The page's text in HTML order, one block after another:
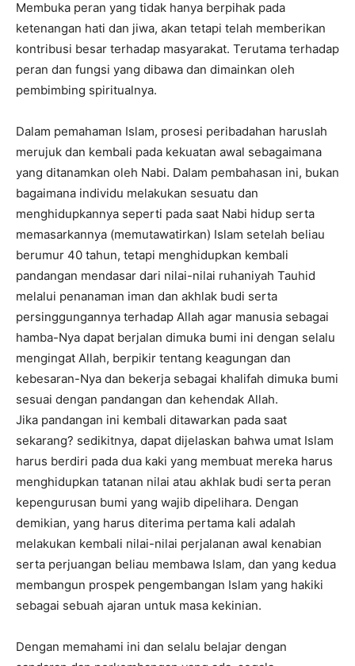
Membuka peran yang tidak hanya berpihak pada
ketenangan hati dan jiwa, akan tetapi telah memberikan
kontribusi besar terhadap masyarakat. Terutama terhadap
peran dan fungsi yang dibawa dan dimainkan oleh
pembimbing spiritualnya.
Dalam pemahaman Islam, prosesi peribadahan haruslah
merujuk dan kembali pada kekuatan awal sebagaimana
yang ditanamkan oleh Nabi. Dalam pembahasan ini, bukan
bagaimana individu melakukan sesuatu dan
menghidupkannya seperti pada saat Nabi hidup serta
memasarkannya (memutawatirkan) Islam setelah beliau
berumur 40 tahun, tetapi menghidupkan kembali
pandangan mendasar dari nilai-nilai ruhaniyah Tauhid
melalui penanaman iman dan akhlak budi serta
persinggungannya terhadap Allah agar manusia sebagai
hamba-Nya dapat berjalan dimuka bumi ini dengan selalu
mengingat Allah, berpikir tentang keagungan dan
kebesaran-Nya dan bekerja sebagai khalifah dimuka bumi
sesuai dengan pandangan dan kehendak Allah.
Jika pandangan ini kembali ditawarkan pada saat
sekarang? sedikitnya, dapat dijelaskan bahwa umat Islam
harus berdiri pada dua kaki yang membuat mereka harus
menghidupkan tatanan nilai atau akhlak budi serta peran
kepengurusan bumi yang wajib dipelihara. Dengan
demikian, yang harus diterima pertama kali adalah
melakukan kembali nilai-nilai perjalanan awal kenabian
serta perjuangan beliau membawa Islam, dan yang kedua
membangun prospek pengembangan Islam yang hakiki
sebagai sebuah ajaran untuk masa kekinian.
Dengan memahami ini dan selalu belajar dengan